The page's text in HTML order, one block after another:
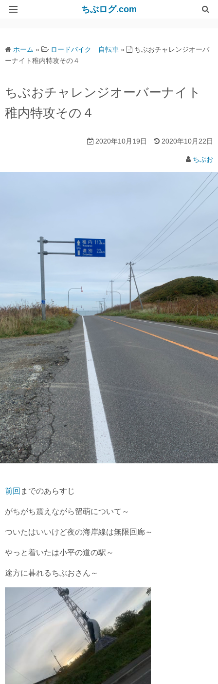
ちぶログ.com
ホーム » ロードバイク 自転車 »
ちぶおチャレンジオーバ
ーナイト稚内特攻その４
ちぶおチャレンジオーバーナイト
稚内特攻その４
2020年10月19日 2020年10月22日
ちぶお
前回 までのあらすじ
がちがち震えながら留萌について～
ついたはいいけど夜の海岸線は無限回廊～
やっと着いたは小平の道の駅～
途方に暮れるちぶおさん～